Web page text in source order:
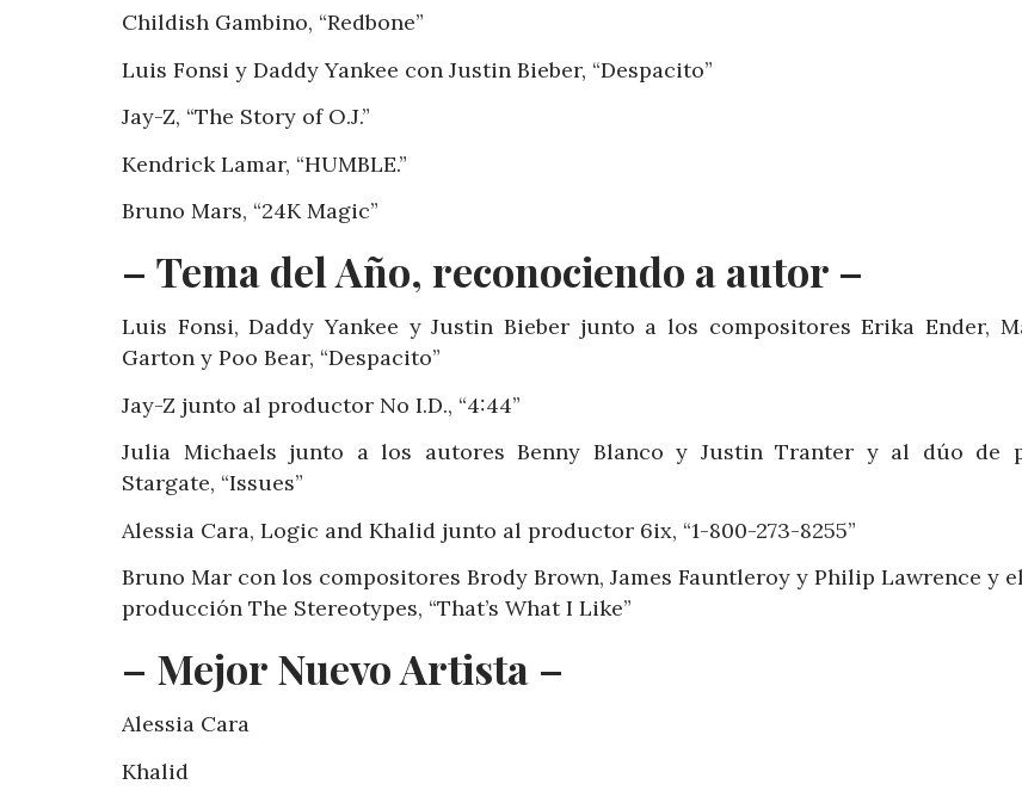
Childish Gambino, “Redbone”
Luis Fonsi y Daddy Yankee con Justin Bieber, “Despacito”
Jay-Z, “The Story of O.J.”
Kendrick Lamar, “HUMBLE.”
Bruno Mars, “24K Magic”
– Tema del Año, reconociendo a autor –
Luis Fonsi, Daddy Yankee y Justin Bieber junto a los compositores Erika Ender,
Garton y Poo Bear, “Despacito”
Jay-Z junto al productor No I.D., “4:44”
Julia Michaels junto a los autores Benny Blanco y Justin Tranter y al dúo de
Stargate, “Issues”
Alessia Cara, Logic and Khalid junto al productor 6ix, “1-800-273-8255”
Bruno Mar con los compositores Brody Brown, James Fauntleroy y Philip Lawrence y
producción The Stereotypes, “That’s What I Like”
– Mejor Nuevo Artista –
Alessia Cara
Khalid